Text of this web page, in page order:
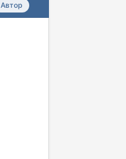
Автор